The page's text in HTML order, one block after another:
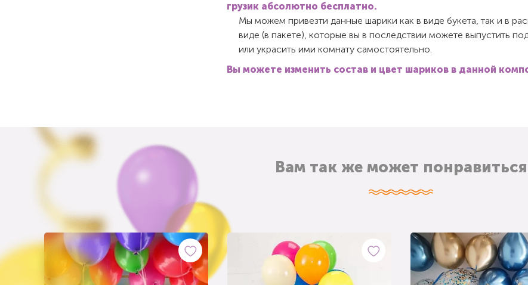
грузик абсолютно бесплатно.
Мы можем привезти данные шарики как в виде букета, так и в
виде (в пакете), которые вы в последствии можете выпустить
или украсить ими комнату самостоятельно.
Вы можете изменить состав и цвет шариков в данной
Вам так же может понравиться